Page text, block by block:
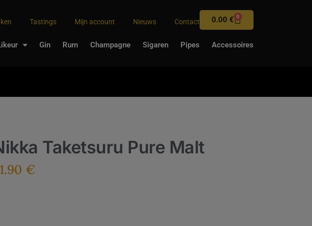
Tastings Mijn account Nieuws Contact 0.00€ 0
Gin Rum Champagne Sigaren Pipes Accessoires
Taketsuru Pure Malt
€